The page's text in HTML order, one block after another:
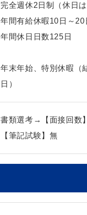
完全週休2日制（休日は
年間有給休暇10日～20
年間休日日数125日
年末年始、特別休暇（
日）
書類選考→【面接回数
【筆記試験】無